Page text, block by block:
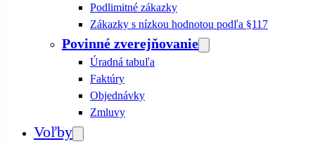
Podlimitné zákazky
Zákazky s nízkou hodnotou podľa §117
Povinné zverejňovanie
Úradná tabuľa
Faktúry
Objednávky
Zmluvy
Voľby